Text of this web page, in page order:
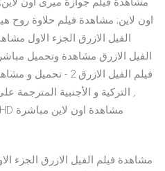
اون لاين; مشاهدة فيلم حلاوة روح
الفيل الازرق الجزء الاول
الفيل الازرق مشاهدة وتحميل
فيلم الفيل الازرق 2 -
, التركية و الأجنبية
مشاهدة فيلم الفيل الازرق الجزء